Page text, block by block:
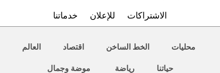
الاشتراكات للإعلان خدماتنا
محليات الخط الساخن اقتصاد العالم
حياتنا رياضة موضة وجمال